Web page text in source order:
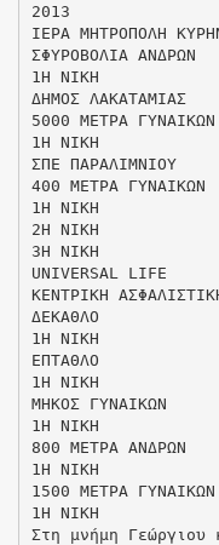
2013
ΙΕΡΑ ΜΗΤΡΟΠΟΛΗ
ΣΦΥΡΟΒΟΛΙΑ ΑΝΔΡΩΝ
1Η ΝΙΚΗ
ΔΗΜΟΣ ΛΑΚΑΤΑΜΙΑΣ
5000 ΜΕΤΡΑ ΓΥΝΑΙΚΩΝ
1Η ΝΙΚΗ
ΣΠΕ ΠΑΡΑΛΙΜΝΙΟΥ
400 ΜΕΤΡΑ ΓΥΝΑΙΚΩΝ
1Η ΝΙΚΗ
2Η ΝΙΚΗ
3Η ΝΙΚΗ
UNIVERSAL LIFE
ΚΕΝΤΡΙΚΗ
ΔΕΚΑΘΛΟ
1Η ΝΙΚΗ
ΕΠΤΑΘΛΟ
1Η ΝΙΚΗ
ΜΗΚΟΣ ΓΥΝΑΙΚΩΝ
1Η ΝΙΚΗ
800 ΜΕΤΡΑ ΑΝΔΡΩΝ
1Η ΝΙΚΗ
1500 ΜΕΤΡΑ ΓΥΝΑΙΚΩΝ
1Η ΝΙΚΗ
Στη μνήμη Γεώργιου